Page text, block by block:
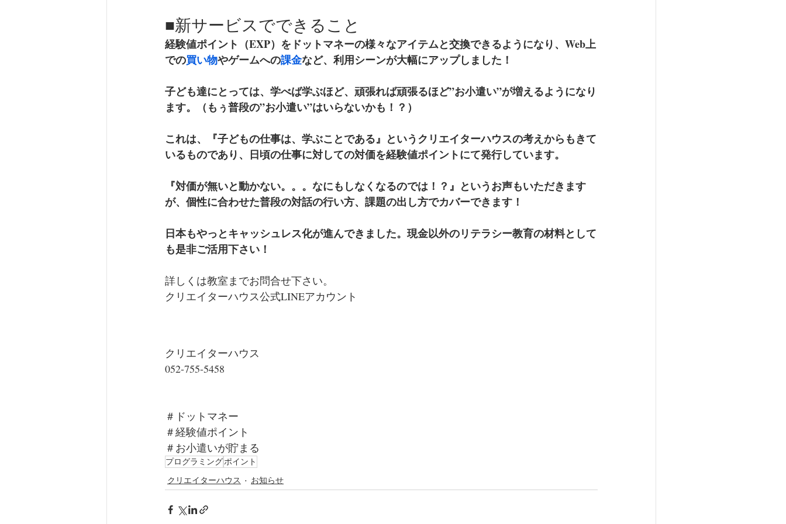
■新サービスでできること
経験値ポイント（EXP）をドットマネーの様々なアイテムと交換できるようになり、Web上
での買い物やゲームへの課金など、利用シーンが大幅にアップしました！
子ども達にとっては、学べば学ぶほど、頑張れば頑張るほど”お小遣い”が増えるようになり
ます。（もぅ普段の”お小遣い”はいらないかも！？）
これは、『子どもの仕事は、学ぶことである』というクリエイターハウスの考えからもきて
いるものであり、日頃の仕事に対しての対価を経験値ポイントにて発行しています。
『対価が無いと動かない。。。なにもしなくなるのでは！？』というお声もいただきます
が、個性に合わせた普段の対話の行い方、課題の出し方でカバーできます！
日本もやっとキャッシュレス化が進んできました。現金以外のリテラシー教育の材料として
も是非ご活用下さい！
詳しくは教室までお問合せ下さい。
クリエイターハウス公式LINEアカウント
クリエイターハウス
052-755-5458
＃ドットマネー
＃経験値ポイント
＃お小遣いが貯まる
プログラミングポイント
クリエイターハウス お知らせ